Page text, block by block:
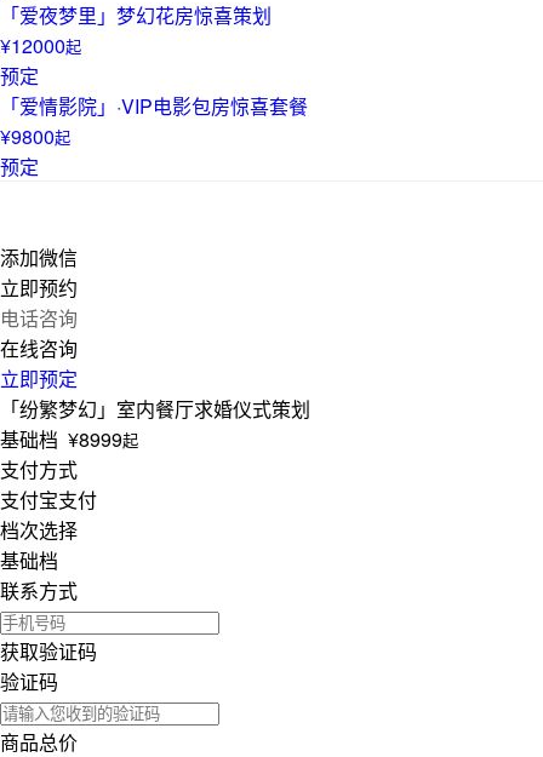
「爱夜梦里」梦幻花房惊喜策划
¥12000起
预定
「爱情影院」·VIP电影包房惊喜套餐
¥9800起
预定
添加微信
立即预约
电话咨询
在线咨询
立即预定
「纷繁梦幻」室内餐厅求婚仪式策划
基础档 ¥8999起
支付方式
支付宝支付
档次选择
基础档
联系方式
获取验证码
验证码
商品总价